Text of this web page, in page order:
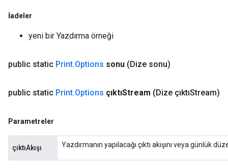
İadeler
yeni bir Yazdırma örneği
public static Print.Options sonu (Dize sonu)
public static Print.Options çıktıStream (Dize çıktıStream)
Parametreler
çıktıAkışı Yazdırmanın yapılacağı çıktı akışını veya günlük